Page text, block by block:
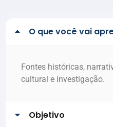
O que você vai
Fontes históricas,
cultural e investigação.
Objetivo